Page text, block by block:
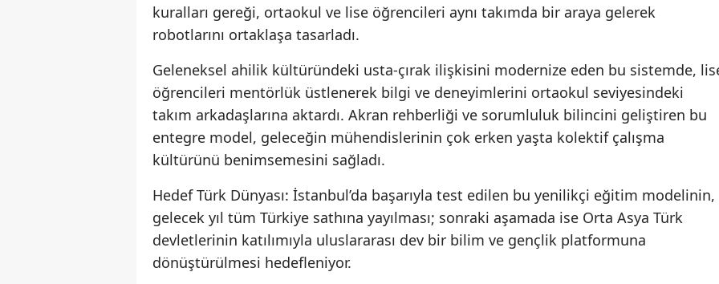
kuralları gereği, ortaokul ve lise öğrencileri aynı takımda bir araya gelerek
robotlarını ortaklaşa tasarladı.
Geleneksel ahilik kültüründeki usta-çırak ilişkisini modernize eden bu sistemde,
öğrencileri mentörlük üstlenerek bilgi ve deneyimlerini ortaokul seviyesindeki
takım arkadaşlarına aktardı. Akran rehberliği ve sorumluluk bilincini geliştiren bu
entegre model, geleceğin mühendislerinin çok erken yaşta kolektif çalışma
kültürünü benimsemesini sağladı.
Hedef Türk Dünyası: İstanbul’da başarıyla test edilen bu yenilikçi eğitim modelinin,
gelecek yıl tüm Türkiye sathına yayılması; sonraki aşamada ise Orta Asya Türk
devletlerinin katılımıyla uluslararası dev bir bilim ve gençlik platformuna
dönüştürülmesi hedefleniyor.